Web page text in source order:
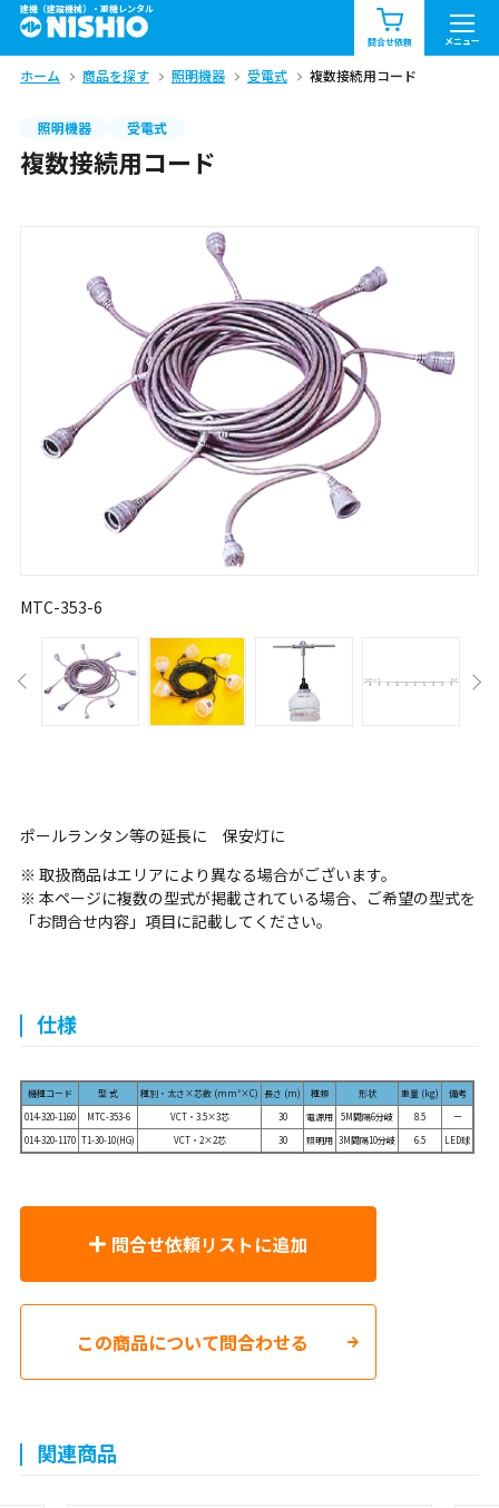
建機（建設機械）・重機レンタル
問合せ依頼 メニュー
商品一覧 お知らせ一覧
問合せ依頼リスト お問合せ
九州・沖縄（外部）
ホーム 商品を探す 照明機器 受電式 複数接続用コード
照明機器 受電式
複数接続用コード
MTC-353-6
ポールランタン等の延長に 保安灯に
※ 取扱商品はエリアにより異なる場合がございます。
※ 本ページに複数の型式が掲載されている場合、ご希望の型式を
「お問合せ内容」項目に記載してください。
仕様
機種コード 型 式 種別・太さ×芯数 (mm²×C) 長さ (m) 種類 形状 重量 (kg)
備考
014-320-1160
MTC-353-6 VCT・3.5×3芯 30 電源用 5M間隔6分岐 8.5
ー
014-320-1170 T1-30-10(HG) VCT・2×2芯 30 照明用 3M間隔10分岐 6.5 LED球
問合せ依頼リストに追加
この商品について問合わせる
関連商品